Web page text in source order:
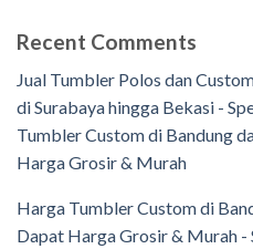
Recent Comments
Jual Tumbler Polos dan
di Surabaya hingga Bekasi -
Tumbler Custom di Bandung
Harga Grosir & Murah
Harga Tumbler Custom di
Dapat Harga Grosir & Murah -